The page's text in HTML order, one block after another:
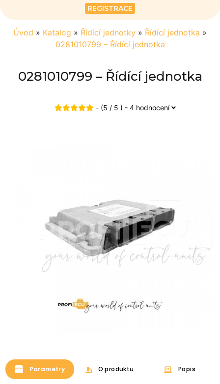
REGISTRACE
Úvod » Katalog » Řídící jednotky » Řídící jednotka »
0281010799 – Řídící jednotka
0281010799 – Řídící jednotka
- (5 / 5 ) - 4 hodnocení
Parametry O produktu Popis